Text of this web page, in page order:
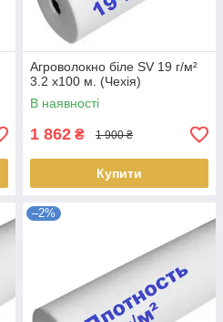
Агроволокно біле SV 19 г/м²
3.2 х100 м. (Чехія)
В наявності
1 862 ₴ 1 900 ₴
Купити
–2%